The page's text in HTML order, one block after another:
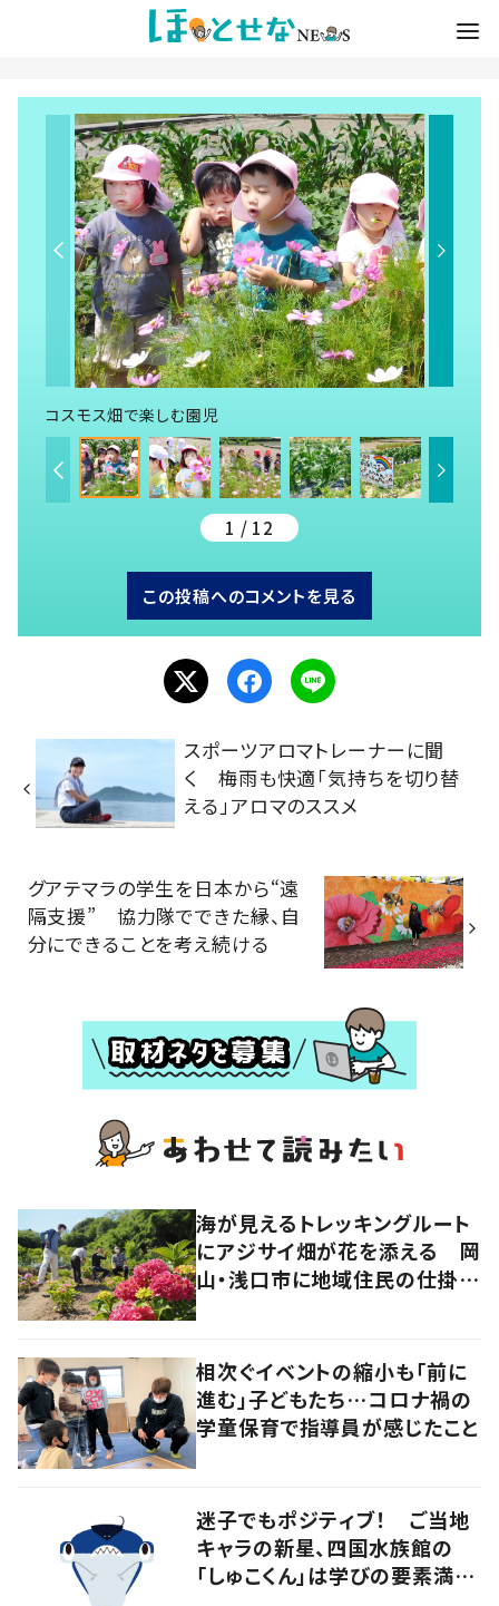
コスモス畑で楽しむ園児
1 / 12
この投稿へのコメントを見る
スポーツアロマトレーナーに聞
く 梅雨も快適「気持ちを切り替
える」アロマのススメ
グアテマラの学生を日本から“遠
隔支援” 協力隊でできた縁、自
分にできることを考え続ける
海が見えるトレッキングルート
にアジサイ畑が花を添える 岡
山・浅口市に地域住民の仕掛け
相次ぐイベントの縮小も「前に
進む」子どもたち…コロナ禍の
学童保育で指導員が感じたこと
迷子でもポジティブ！ ご当地
キャラの新星、四国水族館の
「しゅこくん」は学びの要素満載